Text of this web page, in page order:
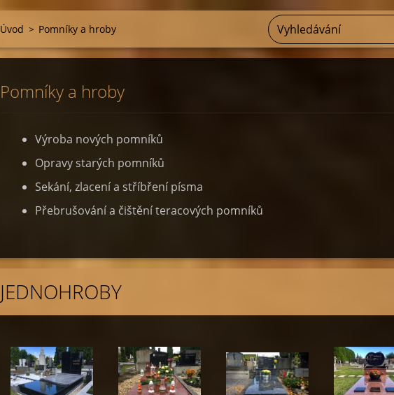
Úvod > Pomníky a hroby
Pomníky a hroby
Výroba nových pomníků
Opravy starých pomníků
Sekání, zlacení a stříbření písma
Přebrušování a čištění teracových pomníků
JEDNOHROBY